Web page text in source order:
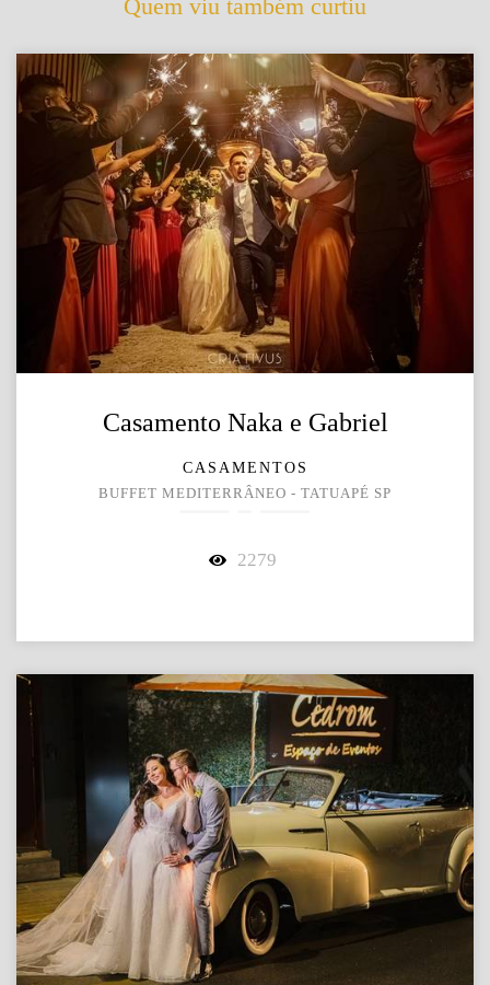
Quem viu também curtiu
Casamento Naka e Gabriel
CASAMENTOS
BUFFET MEDITERRÂNEO - TATUAPÉ SP
2279